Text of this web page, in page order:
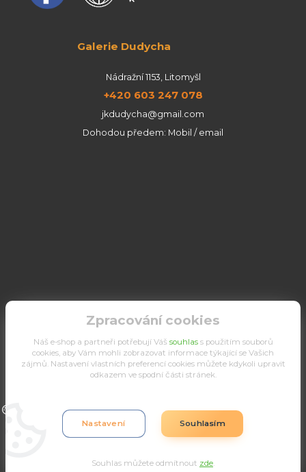
Galerie Dudycha
Nádražní 1153, Litomyšl
+420 603 247 078
jkdudycha@gmail.com
Dohodou předem: Mobil / email
Upravit sběr cookies.
Eshop-rychle.cz
Zpracování cookies
Náš e-shop a partneři potřebují Váš souhlass použitím souborů
cookies, aby Vám mohli zobrazovat informace týkající se Vašich
zájmů. Nastavení vlastních preferencí cookies můžete kdykoli upravit
odkazem ve spodní části stránek.
Nastavení Souhlasím
Souhlas můžete odmítnout zde.